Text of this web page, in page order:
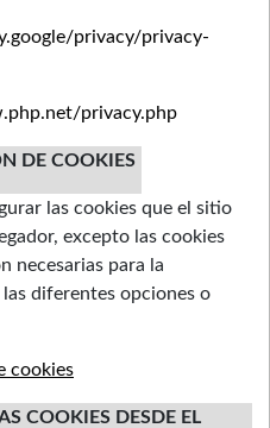
privacy/privacy-
privacy.php
DE COOKIES
las cookies que el sitio
excepto las cookies
necesarias para la
diferentes opciones o
cookies
COOKIES DESDE EL